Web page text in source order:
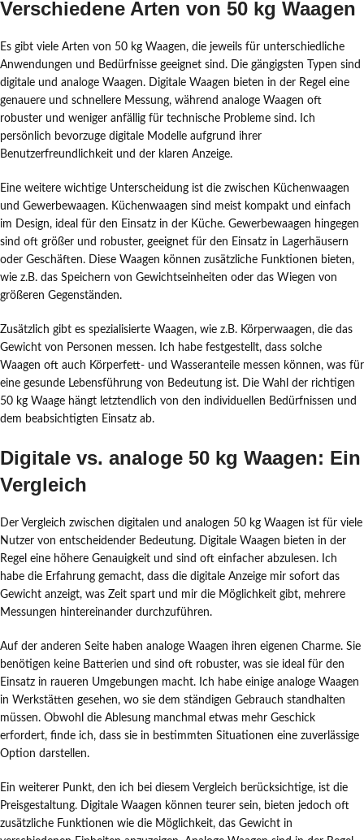
Verschiedene Arten von 50 kg Waagen
Es gibt viele Arten von 50 kg Waagen, die jeweils für unterschiedliche
Anwendungen und Bedürfnisse geeignet sind. Die gängigsten Typen sind
digitale und analoge Waagen. Digitale Waagen bieten in der Regel eine
genauere und schnellere Messung, während analoge Waagen oft
robuster und weniger anfällig für technische Probleme sind. Ich
persönlich bevorzuge digitale Modelle aufgrund ihrer
Benutzerfreundlichkeit und der klaren Anzeige.
Eine weitere wichtige Unterscheidung ist die zwischen Küchenwaagen
und Gewerbewaagen. Küchenwaagen sind meist kompakt und einfach
im Design, ideal für den Einsatz in der Küche. Gewerbewaagen hingegen
sind oft größer und robuster, geeignet für den Einsatz in Lagerhäusern
oder Geschäften. Diese Waagen können zusätzliche Funktionen bieten,
wie z.B. das Speichern von Gewichtseinheiten oder das Wiegen von
größeren Gegenständen.
Zusätzlich gibt es spezialisierte Waagen, wie z.B. Körperwaagen, die das
Gewicht von Personen messen. Ich habe festgestellt, dass solche
Waagen oft auch Körperfett- und Wasseranteile messen können, was für
eine gesunde Lebensführung von Bedeutung ist. Die Wahl der richtigen
50 kg Waage hängt letztendlich von den individuellen Bedürfnissen und
dem beabsichtigten Einsatz ab.
Digitale vs. analoge 50 kg Waagen: Ein
Vergleich
Der Vergleich zwischen digitalen und analogen 50 kg Waagen ist für viele
Nutzer von entscheidender Bedeutung. Digitale Waagen bieten in der
Regel eine höhere Genauigkeit und sind oft einfacher abzulesen. Ich
habe die Erfahrung gemacht, dass die digitale Anzeige mir sofort das
Gewicht anzeigt, was Zeit spart und mir die Möglichkeit gibt, mehrere
Messungen hintereinander durchzuführen.
Auf der anderen Seite haben analoge Waagen ihren eigenen Charme. Sie
benötigen keine Batterien und sind oft robuster, was sie ideal für den
Einsatz in raueren Umgebungen macht. Ich habe einige analoge Waagen
in Werkstätten gesehen, wo sie dem ständigen Gebrauch standhalten
müssen. Obwohl die Ablesung manchmal etwas mehr Geschick
erfordert, finde ich, dass sie in bestimmten Situationen eine zuverlässige
Option darstellen.
Ein weiterer Punkt, den ich bei diesem Vergleich berücksichtige, ist die
Preisgestaltung. Digitale Waagen können teurer sein, bieten jedoch oft
zusätzliche Funktionen wie die Möglichkeit, das Gewicht in